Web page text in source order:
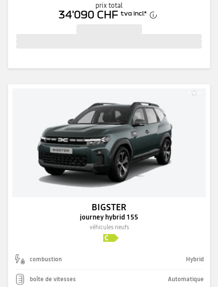
prix total
34'090 CHF tva incl.*
BIGSTER
journey hybrid 155
véhicules neufs
combustion Hybrid
boîte de vitesses Automatique